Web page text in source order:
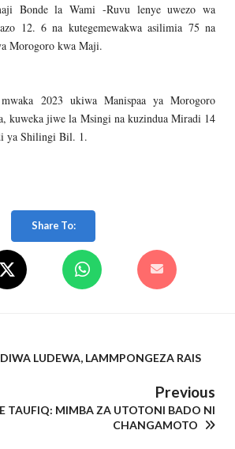
Bonde la Wami -Ruvu lenye uwezo wa
12. 6 na kutegemewakwa asilimia 75 na
Morogoro kwa Maji.
2023 ukiwa Manispaa ya Morogoro
kuweka jiwe la Msingi na kuzindua Miradi 14
ya Shilingi Bil. 1.
Share To:
LUDEWA, LAMMPONGEZA RAIS
Previous
TAUFIQ: MIMBA ZA UTOTONI BADO NI
CHANGAMOTO